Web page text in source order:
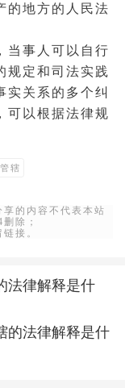
的地方的人民法
当事人可以自行
规定和司法实践
实关系的多个纠
可以根据法律规
管辖
的内容不代表本站
除；
接。
法律解释是什
的法律解释是什